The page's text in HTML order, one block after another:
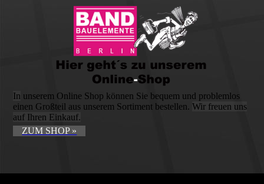
In unserem Online Shop können Sie bequem und problemlos
einen Großteil aus unserem Sortiment bestellen.Wir freuen uns
auf Ihren Einkauf.
ZUM SHOP »